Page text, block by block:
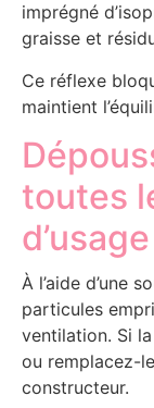
imprégné
graisse et
Ce réflexe
maintient
toutes
d’usage
À l’aide d’une
particules
ventilation. Si
ou remplacez-
constructeur.